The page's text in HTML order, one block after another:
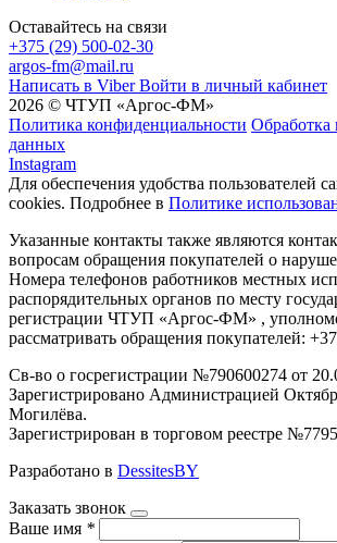
Оставайтесь на связи
+375 (29) 500-02-30
argos-fm@mail.ru
Написать в Viber Войти в личный кабинет
2026 © ЧТУП «Аргос-ФМ»
Политика конфиденциальности Обработка
данных
Instagram
Для обеспечения удобства пользователей
cookies. Подробнее в Политике
Указанные контакты также являются
вопросам обращения покупателей о
Номера телефонов работников местных
распорядительных органов по месту
регистрации ЧТУП «Аргос-ФМ» ,
рассматривать обращения покупателей:
Св-во о госрегистрации №790600274 от
Зарегистрировано Администрацией
Могилёва.
Зарегистрирован в торговом реестре
Разработано в DessitesBY
Заказать звонок
Ваше имя *